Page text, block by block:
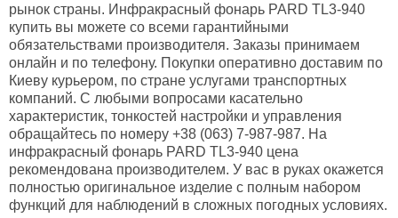
рынок страны. Инфракрасный фонарь PARD TL3-940
купить вы можете со всеми гарантийными
обязательствами производителя. Заказы принимаем
онлайн и по телефону. Покупки оперативно доставим по
Киеву курьером, по стране услугами транспортных
компаний. С любыми вопросами касательно
характеристик, тонкостей настройки и управления
обращайтесь по номеру +38 (063) 7-987-987. На
инфракрасный фонарь PARD TL3-940 цена
рекомендована производителем. У вас в руках окажется
полностью оригинальное изделие с полным набором
функций для наблюдений в сложных погодных условиях.